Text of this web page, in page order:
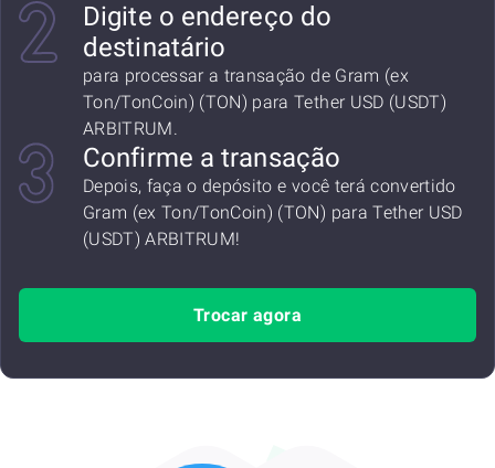
Digite o endereço do
destinatário
para processar a transação de Gram (ex
Ton/TonCoin) (TON) para Tether USD (USDT)
ARBITRUM.
Confirme a transação
Depois, faça o depósito e você terá convertido
Gram (ex Ton/TonCoin) (TON) para Tether USD
(USDT) ARBITRUM!
Trocar agora